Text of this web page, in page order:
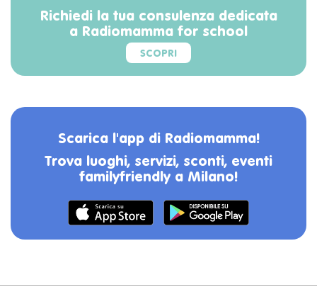
Richiedi la tua consulenza dedicata
a Radiomamma for school
SCOPRI
Scarica l'app di Radiomamma!
Trova luoghi, servizi, sconti, eventi
familyfriendly a Milano!